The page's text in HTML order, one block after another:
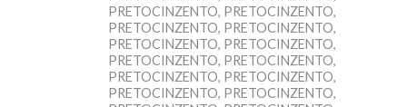
PRETOCINZENTO, PRETOCINZENTO,
PRETOCINZENTO, PRETOCINZENTO,
PRETOCINZENTO, PRETOCINZENTO,
PRETOCINZENTO, PRETOCINZENTO,
PRETOCINZENTO, PRETOCINZENTO,
PRETOCINZENTO, PRETOCINZENTO,